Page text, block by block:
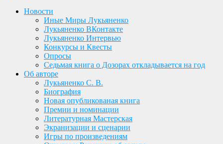
Лукьяненко С. В.
Официальный сайт
содержимому
Новости
Иные Миры Лукьяненко
Лукьяненко ВКонтакте
Лукьяненко Интервью
Конкурсы и Квесты
Опросы
Седьмая книга о Дозорах откладывается на год
Об авторе
Лукьяненко С. В.
Биография
Новая опубликованая книга
Премии и номинации
Литературная Мастерская
Экранизации и сценарии
Игры по произведениям